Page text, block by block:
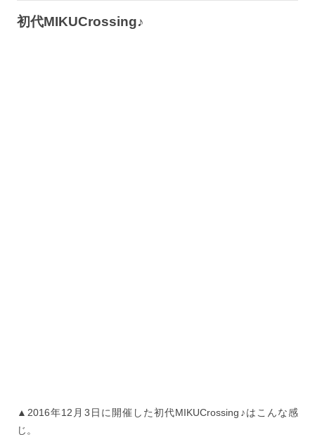
初代MIKUCrossing♪
▲2016年12月3日に開催した初代MIKUCrossing♪はこんな感
じ。